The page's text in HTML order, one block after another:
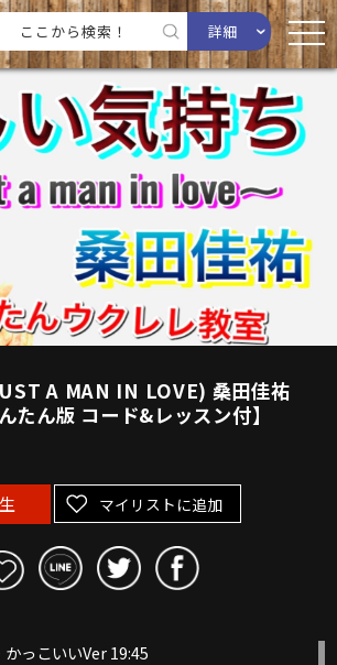
詳細
A MAN IN LOVE) 桑田佳祐
たん版 コード&レッスン付】
マイリストに追加
っこいいVer 19:45